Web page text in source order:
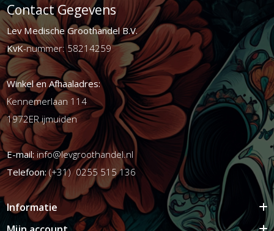
Contact Gegevens
Lev Medische Groothandel B.V.
KvK-nummer: 58214259
Winkel en Afhaaladres:
Kennemerlaan 114
1972ER ijmuiden
E-mail:info@levgroothandel.nl
Telefoon:(+31) 0255 515 136
Informatie